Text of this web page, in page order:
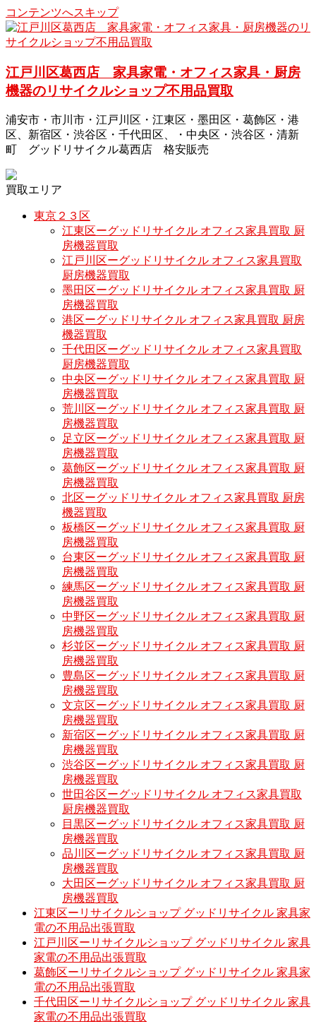
コンテンツへスキップ
江戸川区葛西店 家具家電・オフィス家具・厨房
機器のリサイクルショップ不用品買取
浦安市・市川市・江戸川区・江東区・墨田区・葛飾区・港
区、新宿区・渋谷区・千代田区、・中央区・渋谷区・清新
町 グッドリサイクル葛西店 格安販売
買取エリア
東京２３区
江東区ーグッドリサイクル オフィス家具買取 厨
房機器買取
江戸川区ーグッドリサイクル オフィス家具買取
厨房機器買取
墨田区ーグッドリサイクル オフィス家具買取 厨
房機器買取
港区ーグッドリサイクル オフィス家具買取 厨房
機器買取
千代田区ーグッドリサイクル オフィス家具買取
厨房機器買取
中央区ーグッドリサイクル オフィス家具買取 厨
房機器買取
荒川区ーグッドリサイクル オフィス家具買取 厨
房機器買取
足立区ーグッドリサイクル オフィス家具買取 厨
房機器買取
葛飾区ーグッドリサイクル オフィス家具買取 厨
房機器買取
北区ーグッドリサイクル オフィス家具買取 厨房
機器買取
板橋区ーグッドリサイクル オフィス家具買取 厨
房機器買取
台東区ーグッドリサイクル オフィス家具買取 厨
房機器買取
練馬区ーグッドリサイクル オフィス家具買取 厨
房機器買取
中野区ーグッドリサイクル オフィス家具買取 厨
房機器買取
杉並区ーグッドリサイクル オフィス家具買取 厨
房機器買取
豊島区ーグッドリサイクル オフィス家具買取 厨
房機器買取
文京区ーグッドリサイクル オフィス家具買取 厨
房機器買取
新宿区ーグッドリサイクル オフィス家具買取 厨
房機器買取
渋谷区ーグッドリサイクル オフィス家具買取 厨
房機器買取
世田谷区ーグッドリサイクル オフィス家具買取
厨房機器買取
目黒区ーグッドリサイクル オフィス家具買取 厨
房機器買取
品川区ーグッドリサイクル オフィス家具買取 厨
房機器買取
大田区ーグッドリサイクル オフィス家具買取 厨
房機器買取
江東区ーリサイクルショップ グッドリサイクル 家具家
電の不用品出張買取
江戸川区ーリサイクルショップ グッドリサイクル 家具
家電の不用品出張買取
葛飾区ーリサイクルショップ グッドリサイクル 家具家
電の不用品出張買取
千代田区ーリサイクルショップ グッドリサイクル 家具
家電の不用品出張買取